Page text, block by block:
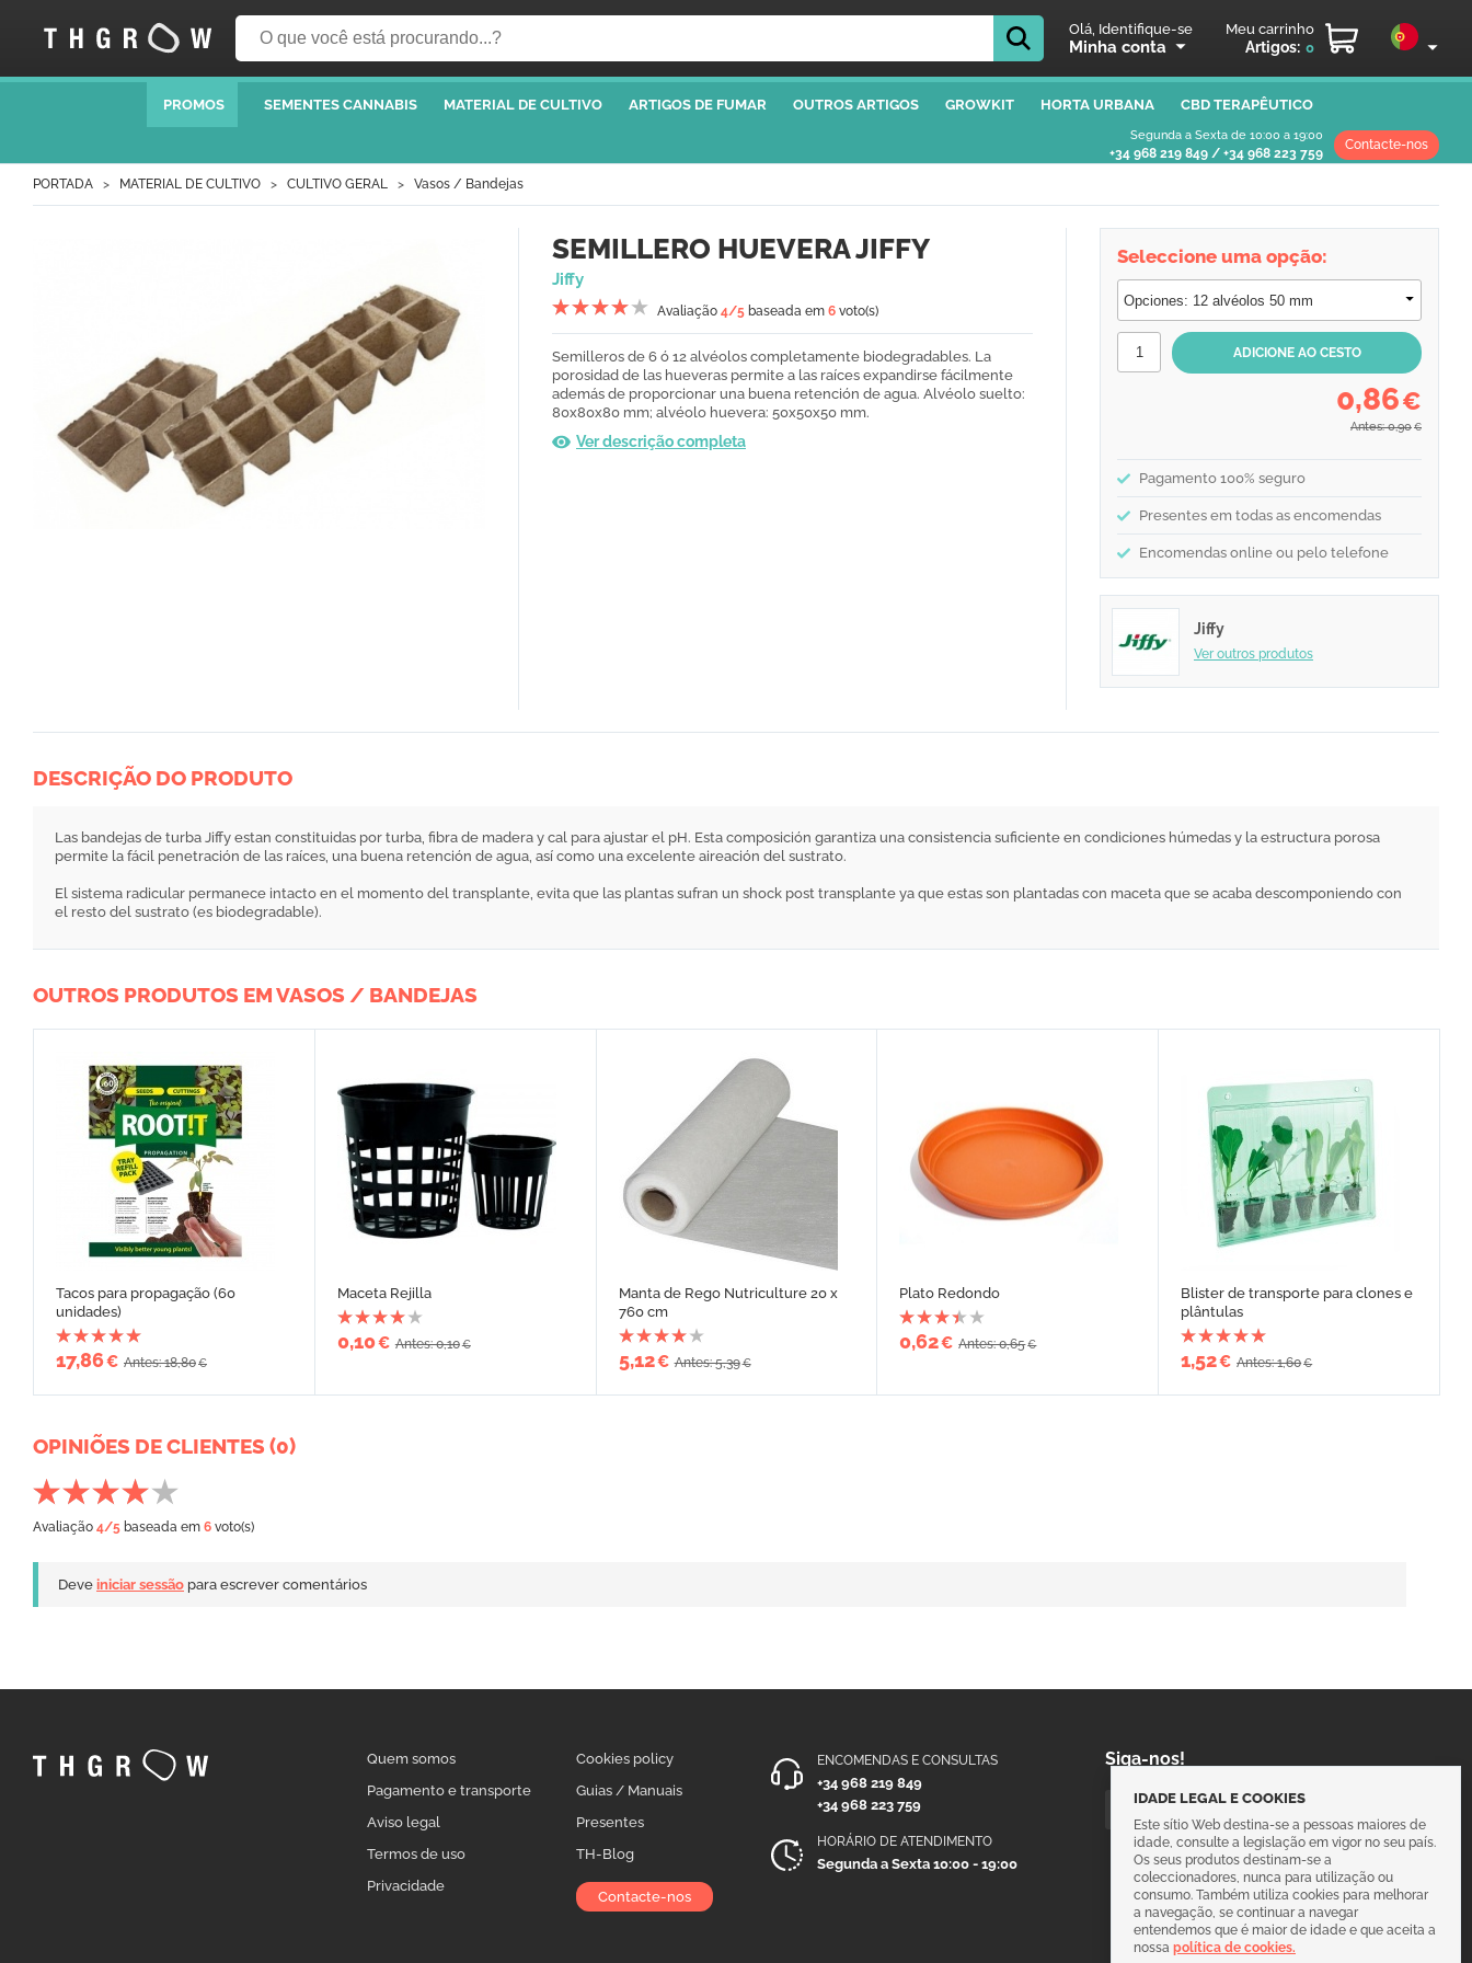
Olá, Identifique-se
Minha conta
Meu carrinho
Artigos: 0
PROMOS SEMENTES CANNABIS MATERIAL DE CULTIVO ARTIGOS DE FUMAR OUTROS ARTIGOS GROWKIT HORTA URBANA CBD TERAPÊUTICO
Segunda a Sexta de 10:00 a 19:00
+34 968 219 849 / +34 968 223 759
Contacte-nos
PORTADA MATERIAL DE CULTIVO CULTIVO GERAL Vasos / Bandejas
SEMILLERO HUEVERA JIFFY
Jiffy
Avaliação 4/5 baseada em 6 voto(s)
Semilleros de 6 ó 12 alvéolos completamente biodegradables. La
porosidad de las hueveras permite a las raíces expandirse fácilmente
además de proporcionar una buena retención de agua. Alvéolo suelto:
80x80x80 mm; alvéolo huevera: 50x50x50 mm.
Ver descrição completa
Seleccione uma opção:
0,86€
Antes: 0,90 €
Pagamento 100% seguro
Presentes em todas as encomendas
Encomendas online ou pelo telefone
Jiffy
Ver outros produtos
DESCRIÇÃO DO PRODUTO
Las bandejas de turba Jiffy estan constituidas por turba, fibra de madera y cal para ajustar el pH. Esta composición garantiza una consistencia suficiente en condiciones húmedas y la estructura porosa
permite la fácil penetración de las raíces, una buena retención de agua, así como una excelente aireación del sustrato.
El sistema radicular permanece intacto en el momento del transplante, evita que las plantas sufran un shock post transplante ya que estas son plantadas con maceta que se acaba descomponiendo con
el resto del sustrato (es biodegradable).
OUTROS PRODUTOS EM VASOS / BANDEJAS
Tacos para propagação (60
unidades)
17,86€ Antes: 18,80€
Maceta Rejilla
0,10€ Antes: 0,10€
Manta de Rego Nutriculture 20 x
760 cm
5,12€ Antes: 5,39€
Plato Redondo
0,62€ Antes: 0,65€
Blister de transporte para clones e
plântulas
1,52€ Antes: 1,60€
OPINIÕES DE CLIENTES (0)
Avaliação 4/5 baseada em 6 voto(s)
Deve iniciar sessão para escrever comentários
Quem somos
Pagamento e transporte
Aviso legal
Termos de uso
Privacidade
Cookies policy
Guias / Manuais
Presentes
TH-Blog
Contacte-nos
ENCOMENDAS E CONSULTAS
+34 968 219 849
+34 968 223 759
HORÁRIO DE ATENDIMENTO
Segunda a Sexta 10:00 - 19:00
Siga-nos!
IDADE LEGAL E COOKIES
Este sítio Web destina-se a pessoas maiores de
idade, consulte a legislação em vigor no seu país.
Os seus produtos destinam-se a
coleccionadores, nunca para utilização ou
consumo. Também utiliza cookies para melhorar
a navegação, se continuar a navegar
entendemos que é maior de idade e que aceita a
nossa política de cookies.